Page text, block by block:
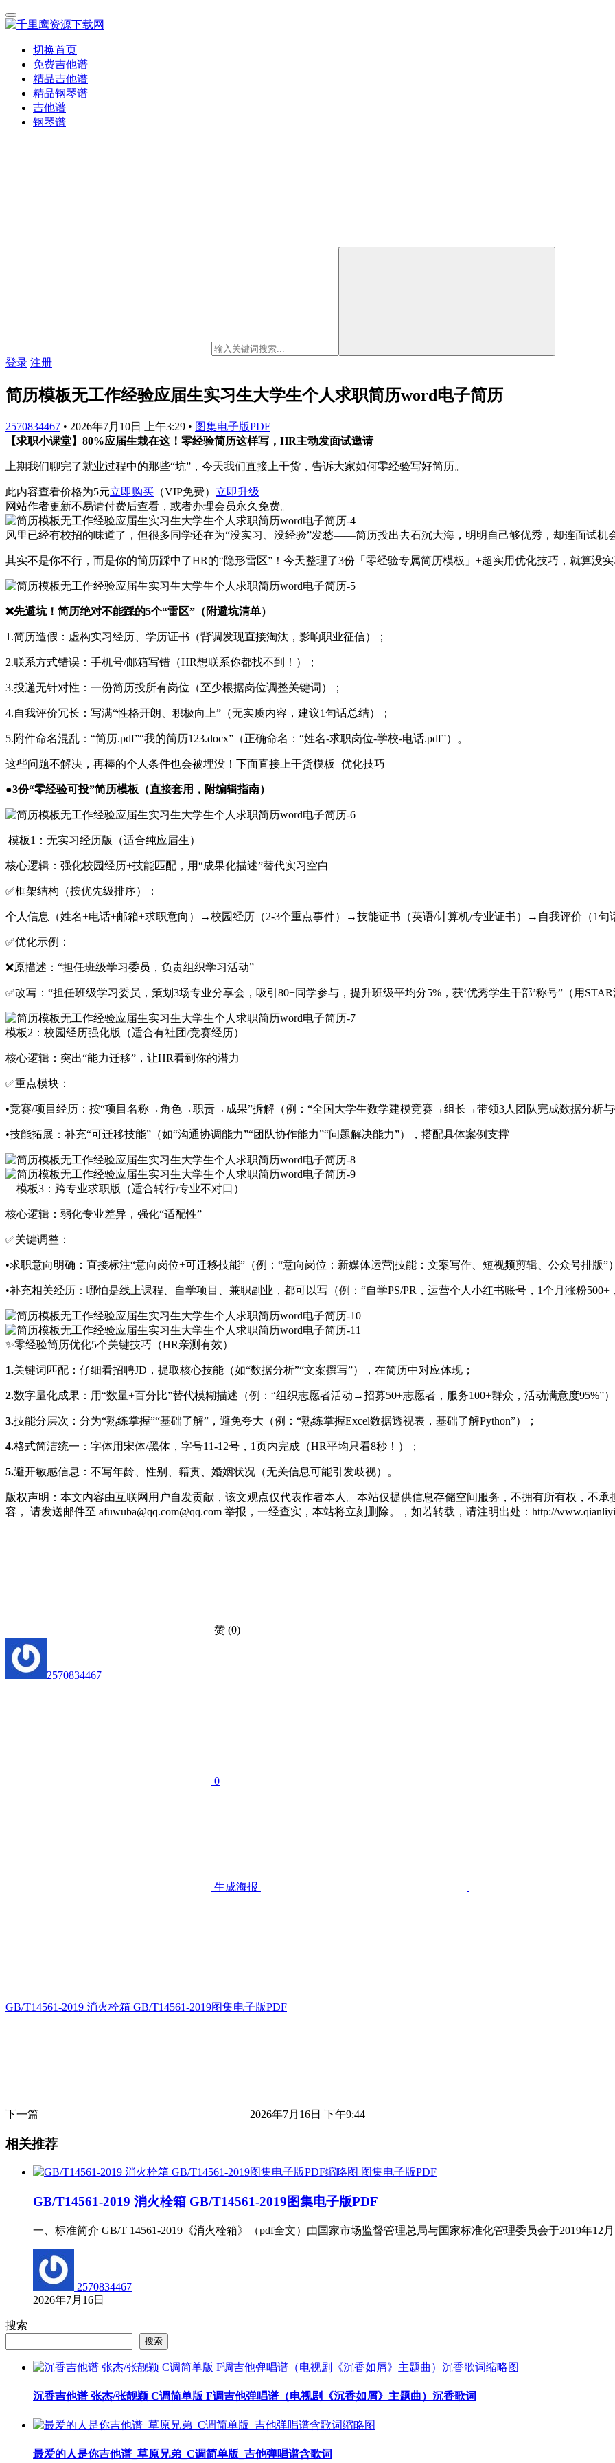
切换首页
免费吉他谱
精品吉他谱
精品钢琴谱
吉他谱
钢琴谱
登录 注册
简历模板无工作经验应届生实习生大学生个人求职简历word电子简历
2570834467 • 2026年7月10日 上午3:29 • 图集电子版PDF
【求职小课堂】80%应届生栽在这！零经验简历这样写，HR主动发面试邀请
上期我们聊完了就业过程中的那些“坑”，今天我们直接上干货，告诉大家如何零经验写好简历。
此内容查看价格为5元立即购买 （VIP免费） 立即升级
网站作者更新不易请付费后查看，或者办理会员永久免费。
风里已经有校招的味道了，但很多同学还在为“没实习、没经验”发愁——简历投出去石沉大海，明明自己够优秀，却连面试机
其实不是你不行，而是你的简历踩中了HR的“隐形雷区”！今天整理了3份「零经验专属简历模板」+超实用优化技巧，就算没
❌先避坑！简历绝对不能踩的5个“雷区”（附避坑清单）
1.简历造假：虚构实习经历、学历证书（背调发现直接淘汰，影响职业征信）；
2.联系方式错误：手机号/邮箱写错（HR想联系你都找不到！）；
3.投递无针对性：一份简历投所有岗位（至少根据岗位调整关键词）；
4.自我评价冗长：写满“性格开朗、积极向上”（无实质内容，建议1句话总结）；
5.附件命名混乱：“简历.pdf”“我的简历123.docx”（正确命名：“姓名-求职岗位-学校-电话.pdf”）。
这些问题不解决，再棒的个人条件也会被埋没！下面直接上干货模板+优化技巧
●3份“零经验可投”简历模板（直接套用，附编辑指南）
模板1：无实习经历版（适合纯应届生）
核心逻辑：强化校园经历+技能匹配，用“成果化描述”替代实习空白
✅框架结构（按优先级排序）：
个人信息（姓名+电话+邮箱+求职意向）→校园经历（2-3个重点事件）→技能证书（英语/计算机/专业证书）→自我评价（1句
✅优化示例：
❌原描述：“担任班级学习委员，负责组织学习活动”
✅改写：“担任班级学习委员，策划3场专业分享会，吸引80+同学参与，提升班级平均分5%，获‘优秀学生干部’称号”（用
模板2：校园经历强化版（适合有社团/竞赛经历）
核心逻辑：突出“能力迁移”，让HR看到你的潜力
✅重点模块：
•竞赛/项目经历：按“项目名称→角色→职责→成果”拆解（例：“全国大学生数学建模竞赛→组长→带领3人团队完成数据分析与
•技能拓展：补充“可迁移技能”（如“沟通协调能力”“团队协作能力”“问题解决能力”），搭配具体案例支撑
模板3：跨专业求职版（适合转行/专业不对口）
核心逻辑：弱化专业差异，强化“适配性”
✅关键调整：
•求职意向明确：直接标注“意向岗位+可迁移技能”（例：“意向岗位：新媒体运营|技能：文案写作、短视频剪辑、公众号排版”）
•补充相关经历：哪怕是线上课程、自学项目、兼职副业，都可以写（例：“自学PS/PR，运营个人小红书账号，1个月涨粉500+
✨零经验简历优化5个关键技巧（HR亲测有效）
1.关键词匹配：仔细看招聘JD，提取核心技能（如“数据分析”“文案撰写”），在简历中对应体现；
2.数字量化成果：用“数量+百分比”替代模糊描述（例：“组织志愿者活动→招募50+志愿者，服务100+群众，活动满意度95%”）
3.技能分层次：分为“熟练掌握”“基础了解”，避免夸大（例：“熟练掌握Excel数据透视表，基础了解Python”）；
4.格式简洁统一：字体用宋体/黑体，字号11-12号，1页内完成（HR平均只看8秒！）；
5.避开敏感信息：不写年龄、性别、籍贯、婚姻状况（无关信息可能引发歧视）。
版权声明：本文内容由互联网用户自发贡献，该文观点仅代表作者本人。本站仅提供信息存储空间服务，不拥有所有权，不
容， 请发送邮件至 afuwuba@qq.com@qq.com 举报，一经查实，本站将立刻删除。，如若转载，请注明出处：http://
赞 (0)
2570834467
0
生成海报
GB/T14561-2019 消火栓箱 GB/T14561-2019图集电子版PDF
下一篇 2026年7月16日 下午9:44
相关推荐
图集电子版PDF
GB/T14561-2019 消火栓箱 GB/T14561-2019图集电子版PDF
一、标准简介 GB/T 14561-2019《消火栓箱》（pdf全文）由国家市场监督管理总局与国家标准化管理委员会于2019年12
2570834467
2026年7月16日
搜索
搜索
沉香吉他谱 张杰/张靓颖 C调简单版 F调吉他弹唱谱（电视剧《沉香如屑》主题曲）沉香歌词
最爱的人是你吉他谱_草原兄弟_C调简单版_吉他弹唱谱含歌词